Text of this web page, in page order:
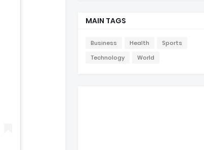
MAIN TAGS
Business Health
Sports
Technology
World